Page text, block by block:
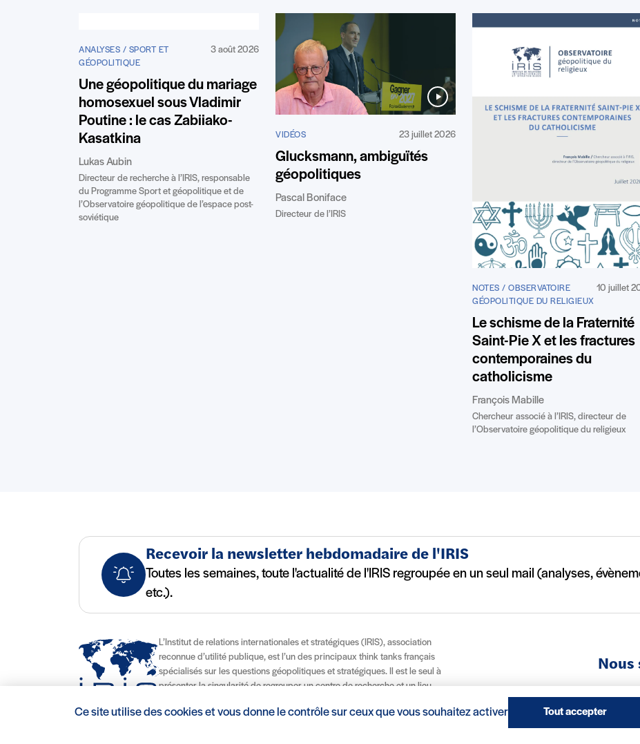
ANALYSES / SPORT ET
GÉOPOLITIQUE
3 août 2026
Une géopolitique du mariage
homosexuel sous Vladimir
Poutine : le cas Zabiiako-
Kasatkina
Lukas Aubin
Directeur de recherche à l’IRIS, responsable
du Programme Sport et géopolitique et de
l’Observatoire géopolitique de l’espace post-
soviétique
VIDÉOS 23 juillet 2026
Glucksmann, ambiguïtés
géopolitiques
Pascal Boniface
Directeur de l’IRIS
NOTES / OBSERVATOIRE
GÉOPOLITIQUE DU RELIGIEUX
10 juillet
Le schisme de la Fraternité
Saint-Pie X et les fractures
contemporaines du
catholicisme
François Mabille
Chercheur associé à l’IRIS, directeur de
l’Observatoire géopolitique du religieux
Recevoir la newsletter hebdomadaire de l'IRIS
Toutes les semaines, toute l'actualité de l'IRIS regroupée en un seul mail (analyses,
etc.).
L’Institut de relations internationales et stratégiques (IRIS), association
reconnue d’utilité publique, est l’un des principaux think tanks français
spécialisés sur les questions géopolitiques et stratégiques. Il est le seul à
présenter la singularité de regrouper un centre de recherche et un lieu
contribuant à son attractivité nationale et internationale.
Nous
À
Ce site utilise des cookies et vous donne le contrôle sur ceux que vous souhaitez activer Tout accepter